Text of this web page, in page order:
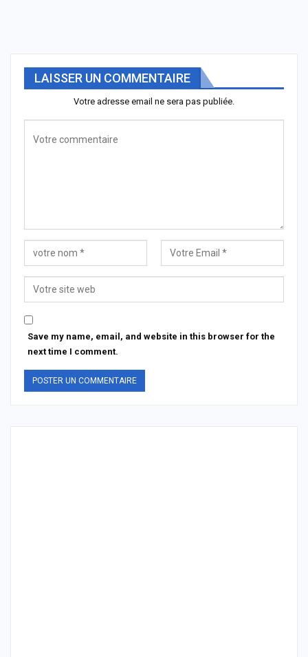
LAISSER UN COMMENTAIRE
Votre adresse email ne sera pas publiée.
Save my name, email, and website in this browser for the
next time I comment.